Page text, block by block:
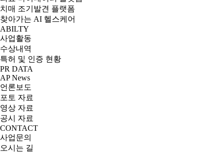
치매 조기발견 플랫폼
찾아가는 AI 헬스케어
ABILTY
사업활동
수상내역
특허 및 인증 현황
PR DATA
AP News
언론보도
포토 자료
영상 자료
공시 자료
CONTACT
사업문의
오시는 길